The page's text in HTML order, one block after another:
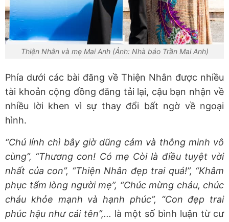
Thiện Nhân và mẹ Mai Anh (Ảnh: Nhà báo Trần Mai Anh)
Phía dưới các bài đăng về Thiện Nhân được nhiều
tài khoản cộng đồng đăng tải lại, cậu bạn nhận về
nhiều lời khen vì sự thay đổi bất ngờ về ngoại
hình.
“Chú lính chì bây giờ dũng cảm và thông minh vô
cùng”, “Thương con! Có mẹ Còi là điều tuyệt vời
nhất của con”, “Thiện Nhân đẹp trai quá!”, “Khâm
phục tấm lòng người mẹ”, “Chúc mừng cháu, chúc
cháu khỏe mạnh và hạnh phúc”, “Con đẹp trai
phúc hậu như cái tên”,... là một số bình luận từ cư